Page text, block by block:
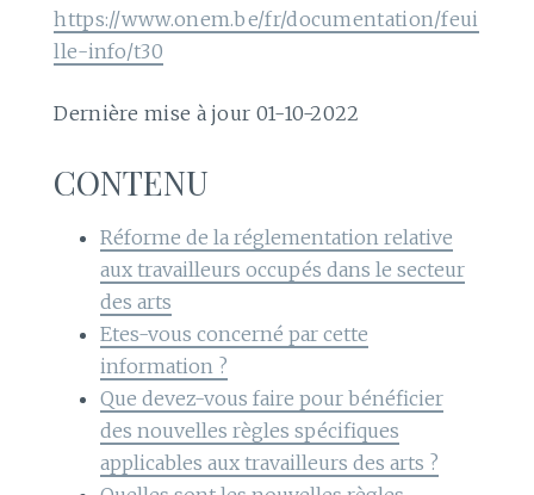
https://www.onem.be/fr/documentation/feui
lle-info/t30
Dernière mise à jour 01-10-2022
CONTENU
Réforme de la réglementation relative
aux travailleurs occupés dans le secteur
des arts
Etes-vous concerné par cette
information ?
Que devez-vous faire pour bénéficier
des nouvelles règles spécifiques
applicables aux travailleurs des arts ?